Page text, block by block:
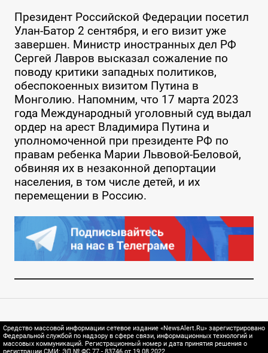
Президент Российской Федерации посетил
Улан-Батор 2 сентября, и его визит уже
завершен. Министр иностранных дел РФ
Сергей Лавров высказал сожаление по
поводу критики западных политиков,
обеспокоенных визитом Путина в
Монголию. Напомним, что 17 марта 2023
года Международный уголовный суд выдал
ордер на арест Владимира Путина и
уполномоченной при президенте РФ по
правам ребенка Марии Львовой-Беловой,
обвиняя их в незаконной депортации
населения, в том числе детей, и их
перемещении в Россию.
Средство массовой информации сетевое издание «NewsAlert.Ru» зарегистрировано
Федеральной службой по надзору в сфере связи, информационных технологий и
массовых коммуникаций. Регистрационный номер и дата принятия решения о